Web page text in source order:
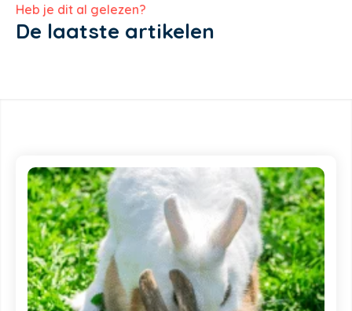
Heb je dit al gelezen?
De laatste artikelen